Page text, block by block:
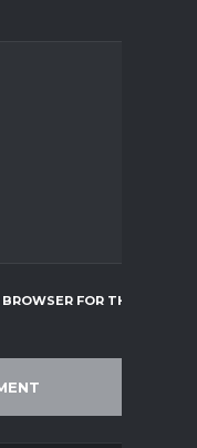
FOR THE